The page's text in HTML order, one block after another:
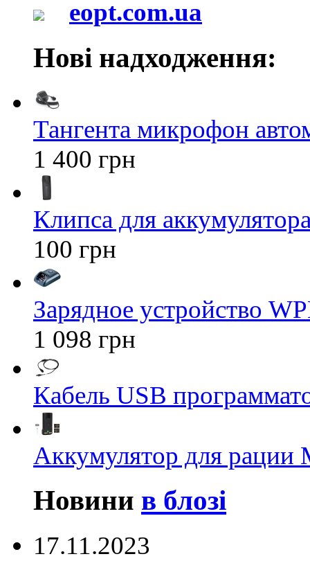
eopt.com.ua
Нові надходження:
Тангента микрофон
1 400 грн
Клипса для
100 грн
Зарядное устройство
1 098 грн
Кабель USB
Аккумулятор для рации
Новини в блозі
17.11.2023